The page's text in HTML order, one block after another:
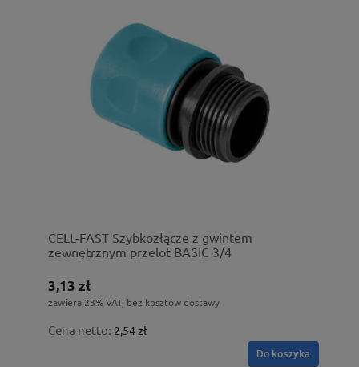
CELL-FAST Szybkozłącze z gwintem
zewnętrznym przelot BASIC 3/4
3,13 zł
zawiera 23% VAT, bez kosztów dostawy
Cena netto: 2,54 zł
Do koszyka